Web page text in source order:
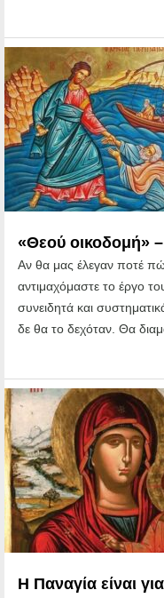
«Θεού οικοδομή»
Αν θα μας έλεγαν ποτέ
αντιμαχόμαστε το έργο
συνειδητά και
δε θα το δεχόταν. Θα
Η Παναγία είναι